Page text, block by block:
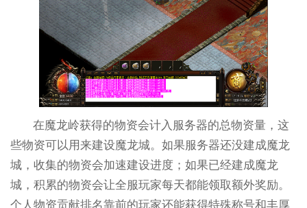
在魔龙岭获得的物资会计入服务器的总物资量，这
些物资可以用来建设魔龙城。如果服务器还没建成魔龙
城，收集的物资会加速建设进度；如果已经建成魔龙
城，积累的物资会让全服玩家每天都能领取额外奖励。
个人物资贡献排名靠前的玩家还能获得特殊称号和丰厚